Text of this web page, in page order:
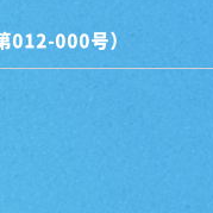
012-000号）